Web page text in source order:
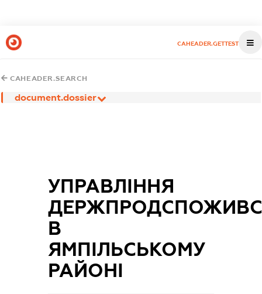
CAHEADER.GETTEST
CAHEADER.SEARCH
document.dossier
УПРАВЛІННЯ
В
ЯМПІЛЬСЬКОМУ
РАЙОНІ